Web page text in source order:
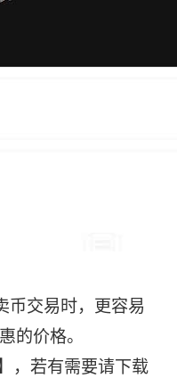
币交易时，更容易
的价格。
，若有需要请下载